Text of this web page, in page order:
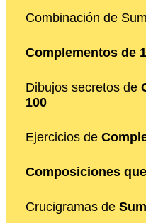
Combinación de
Complementos de
Dibujos secretos de
100
Ejercicios de
Composiciones
Crucigramas de